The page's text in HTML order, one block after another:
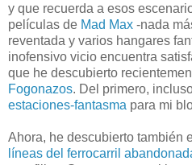
y que recuerda a esos
películas de Mad Max -nada
reventada y varios hangares
inofensivo vicio encuentra
que he descubierto
Fogonazos. Del primero,
estaciones-fantasma para mi
Ahora, he descubierto también
líneas del ferrocarril